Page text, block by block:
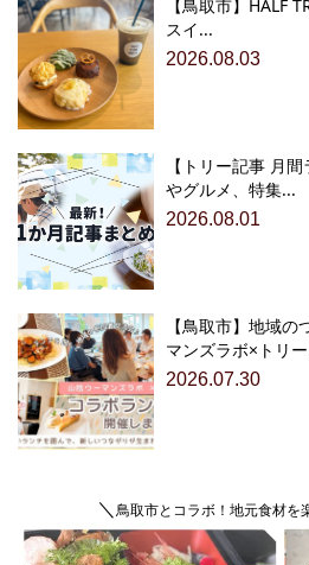
【鳥取市】HALF
スイ...
2026.08.03
【トリー記事 月
やグルメ、特集...
2026.08.01
【鳥取市】地域
マンズラボ×トリ
2026.07.30
＼ 鳥取市とコラボ！地元食材を